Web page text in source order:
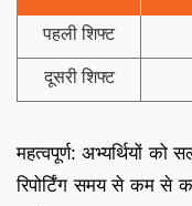
पहली शिफ्ट
दूसरी शिफ्ट
महत्वपूर्ण: अभ्यर्थियों को
रिपोर्टिंग समय से कम से